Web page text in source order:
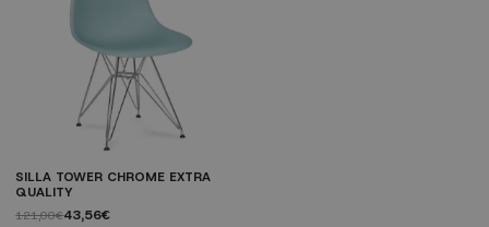
SILLA TOWER CHROME EXTRA
QUALITY
121,00€43,56€